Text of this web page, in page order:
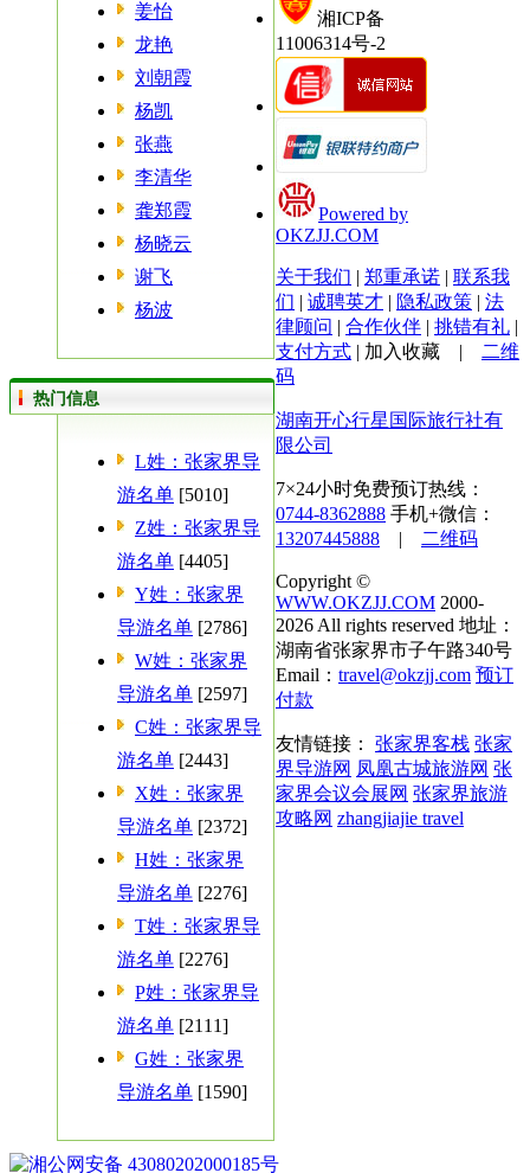
姜怡
龙艳
刘朝霞
杨凯
张燕
李清华
龚郑霞
杨晓云
谢飞
杨波
热门信息
L姓：张家界导
游名单 [5010]
Z姓：张家界导
游名单 [4405]
Y姓：张家界
导游名单 [2786]
W姓：张家界
导游名单 [2597]
C姓：张家界导
游名单 [2443]
X姓：张家界
导游名单 [2372]
H姓：张家界
导游名单 [2276]
T姓：张家界导
游名单 [2276]
P姓：张家界导
游名单 [2111]
G姓：张家界
导游名单 [1590]
湘ICP备
11006314号-2
Powered by
OKZJJ.COM
关于我们 | 郑重承诺 | 联系我
们 | 诚聘英才 | 隐私政策 | 法
律顾问 | 合作伙伴 | 挑错有礼 |
支付方式 | 加入收藏 |
二维
码
湖南开心行星国际旅行社有
限公司
7×24小时免费预订热线：
0744-8362888 手机+微信：
13207445888 | 二维码
Copyright ©
WWW.OKZJJ.COM 2000-
2026 All rights reserved 地址：
湖南省张家界市子午路340号
Email： travel@okzjj.com 预订
付款
友情链接： 张家界客栈 张家
界导游网 凤凰古城旅游网 张
家界会议会展网 张家界旅游
攻略网 zhangjiajie travel
湘公网安备 43080202000185号